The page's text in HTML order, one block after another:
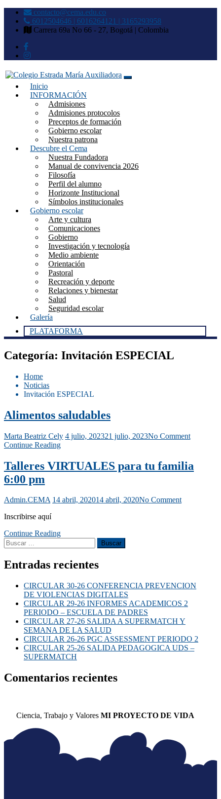
contacto@cema.edu.co
6012504646 | 6016264121 | 3165293958
Carrera 69a No 66 - 27, Bogotá | Colombia
Colegio Estrada María
Auxiliadora
Inicio
INFORMACIÓN
Admisiones
Admisiones protocolos
Preceptos de formación
Gobierno escolar
Nuestra patrona
Descubre el Cema
Nuestra Fundadora
Manual de convivencia 2026
Filosofía
Perfil del alumno
Horizonte Institucional
Símbolos institucionales
Gobierno escolar
Arte y cultura
Comunicaciones
Gobierno
Investigación y tecnología
Medio ambiente
Orientación
Pastoral
Recreación y deporte
Relaciones y bienestar
Salud
Seguridad escolar
Galería
PLATAFORMA
Categoría: Invitación ESPECIAL
Home
Noticias
Invitación ESPECIAL
Alimentos saludables
Marta Beatriz Cely 4 julio, 202321 julio, 2023No Comment
Continue Reading
Talleres VIRTUALES para tu familia
6:00 pm
Admin.CEMA 14 abril, 202014 abril, 2020No Comment
Inscribirse aquí
Continue Reading
Entradas recientes
CIRCULAR 30-26 CONFERENCIA PREVENCION
DE VIOLENCIAS DIGITALES
CIRCULAR 29-26 INFORMES ACADEMICOS 2
PERIODO – ESCUELA DE PADRES
CIRCULAR 27-26 SALIDA A SUPERMATCH Y
SEMANA DE LA SALUD
CIRCULAR 26-26 PGC ASSESSMENT PERIODO 2
CIRCULAR 25-26 SALIDA PEDAGOGICA UDS –
SUPERMATCH
Comentarios recientes
Ciencia, Trabajo y Valores MI PROYECTO DE VIDA